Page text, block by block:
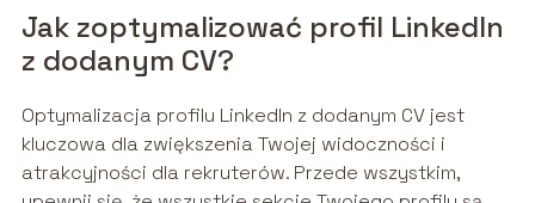
Jak zoptymalizować profil LinkedIn
z dodanym CV?
Optymalizacja profilu LinkedIn z dodanym CV jest
kluczowa dla zwiększenia Twojej widoczności i
atrakcyjności dla rekruterów. Przede wszystkim,